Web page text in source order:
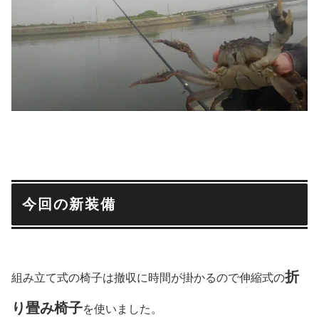
今回の新装備
組み立て式の椅子は撤収に時間が掛かるので伸縮式の折
り畳み椅子を使いました。